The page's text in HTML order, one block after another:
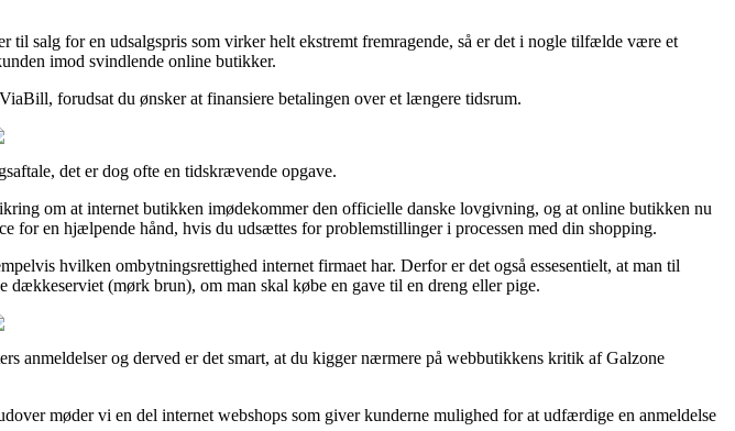
salg for en udsalgspris som virker helt ekstremt fremragende, så er det i nogle tilfælde være et
imod svindlende online butikker.
forudsat du ønsker at finansiere betalingen over et længere tidsrum.
det er dog ofte en tidskrævende opgave.
om at internet butikken imødekommer den officielle danske lovgivning, og at online butikken nu
for en hjælpende hånd, hvis du udsættes for problemstillinger i processen med din shopping.
hvilken ombytningsrettighed internet firmaet har. Derfor er det også essesentielt, at man til
(mørk brun), om man skal købe en gave til en dreng eller pige.
anmeldelser og derved er det smart, at du kigger nærmere på webbutikkens kritik af Galzone
møder vi en del internet webshops som giver kunderne mulighed for at udfærdige en anmeldelse